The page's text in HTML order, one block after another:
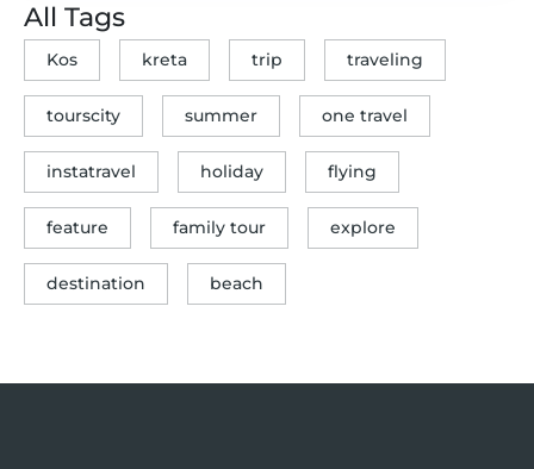
All Tags
Kos kreta trip traveling
tourscity summer one travel
instatravel holiday flying
feature family tour explore
destination beach